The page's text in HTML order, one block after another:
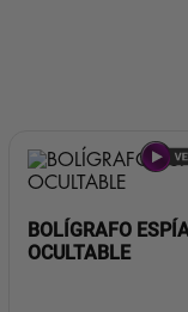
BOLÍGRAFO
OCULTABLE